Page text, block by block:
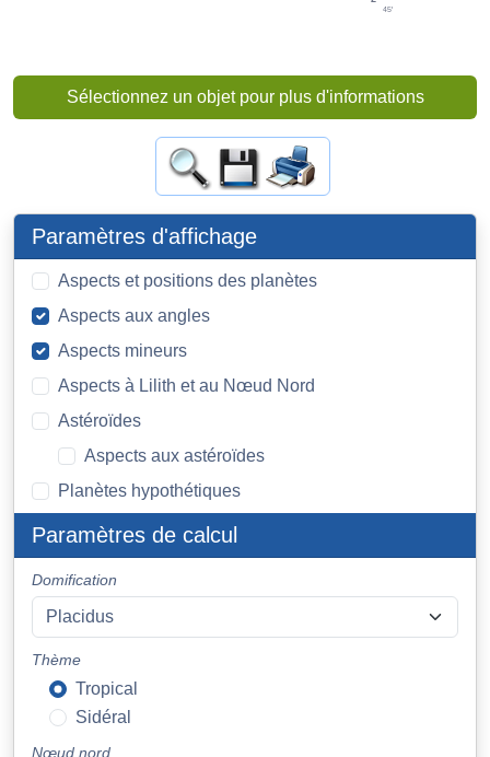
45'
Sélectionnez un objet pour plus d'informations
Paramètres d'affichage
Aspects et positions des planètes
Aspects aux angles
Aspects mineurs
Aspects à Lilith et au Nœud Nord
Astéroïdes
Aspects aux astéroïdes
Planètes hypothétiques
Paramètres de calcul
Domification
Thème
Tropical
Sidéral
Nœud nord